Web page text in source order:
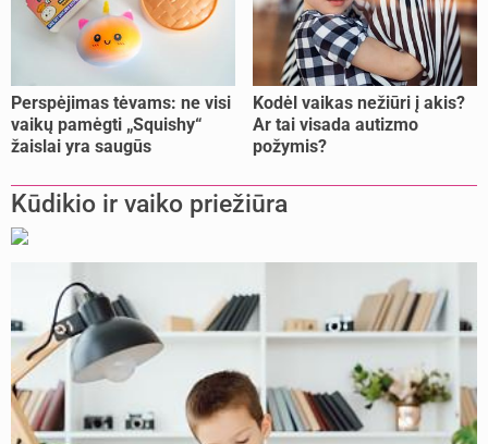
Perspėjimas tėvams: ne visi
vaikų pamėgti „Squishy“
žaislai yra saugūs
Kodėl vaikas nežiūri į akis?
Ar tai visada autizmo
požymis?
Kūdikio ir vaiko priežiūra